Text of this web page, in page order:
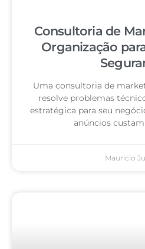
Consultoria de
Organização
Uma consultoria de
resolve problemas
estratégica para seu
anúncios
Mauricio